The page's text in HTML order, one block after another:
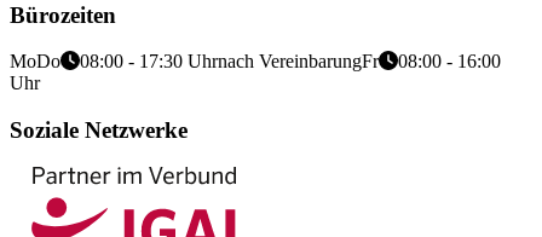
Bürozeiten
MoDo 08:00 - 17:30 Uhrnach VereinbarungFr
08:00 - 16:00
Uhr
Soziale Netzwerke